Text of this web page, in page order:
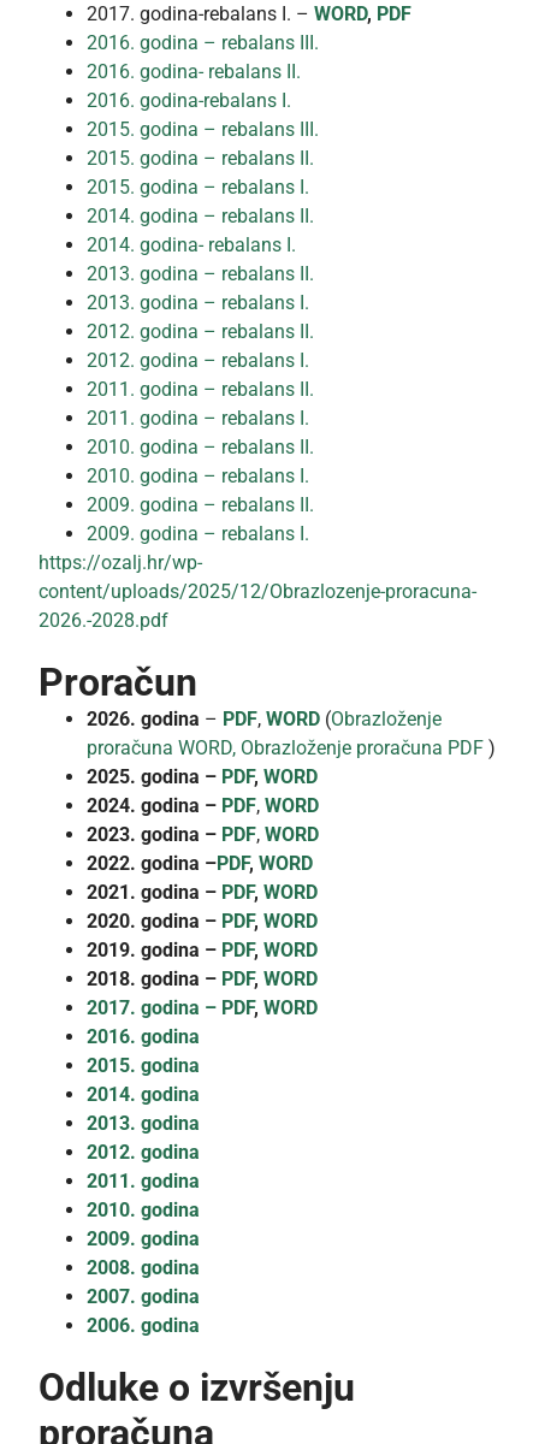
2017. godina-rebalans I. –WORD, PDF
2016. godina – rebalans III.
2016. godina- rebalans II.
2016. godina-rebalans I.
2015. godina – rebalans III.
2015. godina – rebalans II.
2015. godina – rebalans I.
2014. godina – rebalans II.
2014. godina- rebalans I.
2013. godina – rebalans II.
2013. godina – rebalans I.
2012. godina – rebalans II.
2012. godina – rebalans I.
2011. godina – rebalans II.
2011. godina – rebalans I.
2010. godina – rebalans II.
2010. godina – rebalans I.
2009. godina – rebalans II.
2009. godina – rebalans I.
https://ozalj.hr/wp-
content/uploads/2025/12/Obrazlozenje-proracuna-
2026.-2028.pdf
Proračun
2026. godina – PDF,WORD (Obrazloženje
proračuna WORD, Obrazloženje proračuna PDF)
2025. godina – PDF, WORD
2024. godina – PDF,WORD
2023. godina – PDF,WORD
2022. godina –PDF,WORD
2021. godina – PDF,WORD
2020. godina – PDF,WORD
2019. godina – PDF,WORD
2018. godina – PDF,WORD
2017. godina – PDF,WORD
2016. godina
2015. godina
2014. godina
2013. godina
2012. godina
2011. godina
2010. godina
2009. godina
2008. godina
2007. godina
2006. godina
Odluke o izvršenju
proračuna